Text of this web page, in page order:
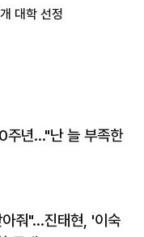
대학 선정
주년…"난 늘 부족한
줘"…진태현, '이숙